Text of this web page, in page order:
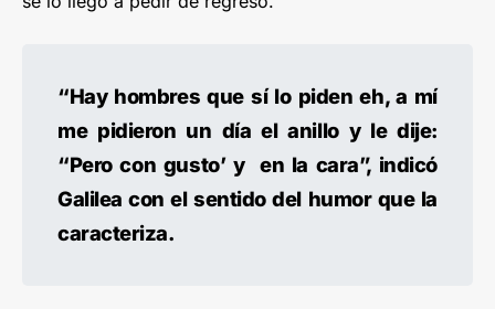
“Hay hombres que sí lo piden eh, a mí
me pidieron un día el anillo y le dije:
“Pero con gusto’ y en la cara”, indicó
Galilea con el sentido del humor que la
caracteriza.